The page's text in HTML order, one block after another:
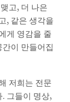
고, 더 나은
, 같은 생각을
게 영감을 줄
이 만들어집
저희는 전문
그들이 명상,